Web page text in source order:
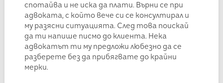
спотайва и не иска да плати. Върни се при
адвоката, с който вече си се консултирал и
му разясни ситуацията. След това поискай
да ти напише писмо до клиента. Нека
адвокатът ти му предложи любезно да се
разберете без да прибягвате до крайни
мерки.